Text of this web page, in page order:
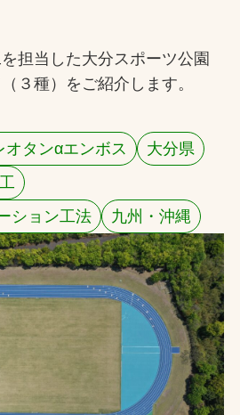
シー
担当した大分スポーツ公園
３種）をご紹介します。
オタンαエンボス
大分県
ション工法
九州・沖縄